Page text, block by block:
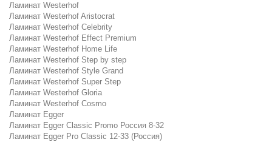
Ламинат Westerhof
Ламинат Westerhof Aristocrat
Ламинат Westerhof Celebrity
Ламинат Westerhof Effect Premium
Ламинат Westerhof Home Life
Ламинат Westerhof Step by step
Ламинат Westerhof Style Grand
Ламинат Westerhof Super Step
Ламинат Westerhof Gloria
Ламинат Westerhof Cosmo
Ламинат Egger
Ламинат Egger Classic Promo Россия 8-32
Ламинат Egger Pro Classic 12-33 (Россия)